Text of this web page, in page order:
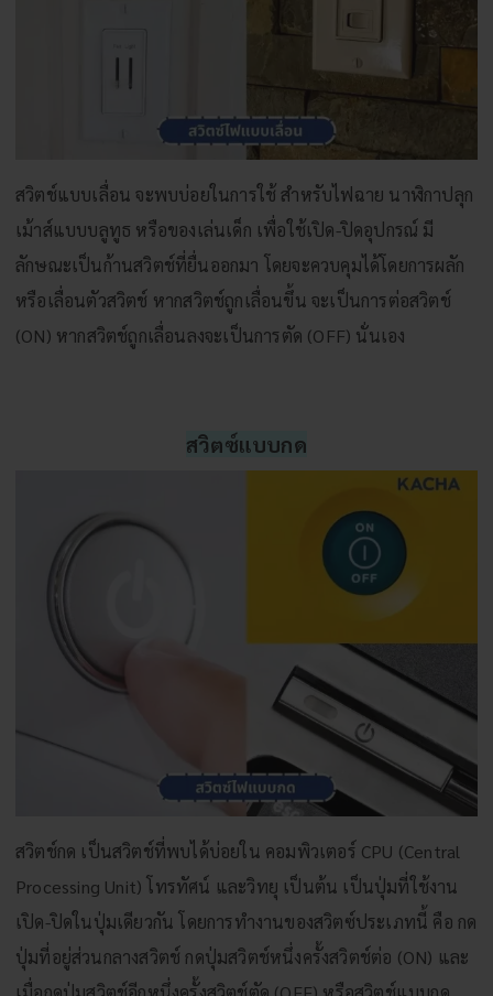
สวิตช์แบบเลื่อน จะพบบ่อยในการใช้ สำหรับไฟฉาย นาฬิกาปลุก
เม้าส์แบบบลูทูธ หรือของเล่นเด็ก เพื่อใช้เปิด-ปิดอุปกรณ์ มี
ลักษณะเป็นก้านสวิตช์ที่ยื่นออกมา โดยจะควบคุมได้โดยการผลัก
หรือเลื่อนตัวสวิตช์ หากสวิตช์ถูกเลื่อนขึ้น จะเป็นการต่อสวิตช์
(ON) หากสวิตช์ถูกเลื่อนลงจะเป็นการตัด (OFF) นั่นเอง
สวิตซ์แบบกด
สวิตช์กด เป็นสวิตช์ที่พบได้บ่อยใน คอมพิวเตอร์ CPU (Central
Processing Unit) โทรทัศน์ และวิทยุ เป็นต้น เป็นปุ่มที่ใช้งาน
เปิด-ปิดในปุ่มเดียวกัน โดยการทำงานของสวิตซ์ประเภทนี้ คือ กด
ปุ่มที่อยู่ส่วนกลางสวิตช์ กดปุ่มสวิตช์หนึ่งครั้งสวิตช์ต่อ (ON) และ